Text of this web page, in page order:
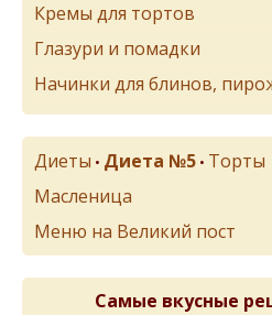
Кремы для тортов
Глазури и помадки
Начинки для блинов,
Диеты • Диета №5 • Торты
Масленица
Меню на Великий пост
Самые вкусные